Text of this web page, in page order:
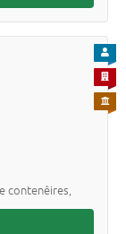
contenêires,
PARA
PARA